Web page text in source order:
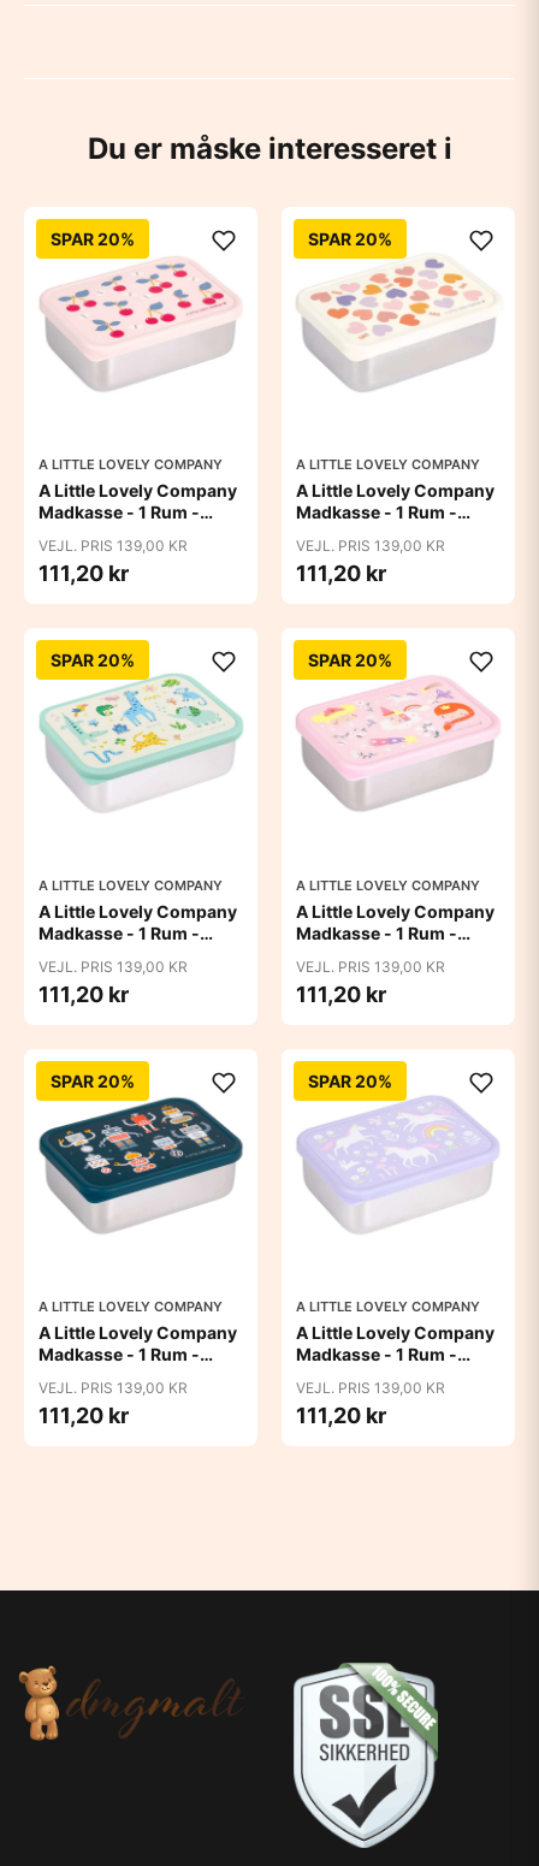
Du er måske interesseret i
SPAR 20%
A LITTLE LOVELY COMPANY
A Little Lovely Company
Madkasse - 1 Rum -
Cherries
VEJL. PRIS 139,00 KR
111,20 kr
SPAR 20%
A LITTLE LOVELY COMPANY
A Little Lovely Company
Madkasse - 1 Rum -
Hearts
VEJL. PRIS 139,00 KR
111,20 kr
SPAR 20%
A LITTLE LOVELY COMPANY
A Little Lovely Company
Madkasse - 1 Rum -
Jungle
VEJL. PRIS 139,00 KR
111,20 kr
SPAR 20%
A LITTLE LOVELY COMPANY
A Little Lovely Company
Madkasse - 1 Rum -
Princesses
VEJL. PRIS 139,00 KR
111,20 kr
SPAR 20%
A LITTLE LOVELY COMPANY
A Little Lovely Company
Madkasse - 1 Rum -
Robots
VEJL. PRIS 139,00 KR
111,20 kr
SPAR 20%
A LITTLE LOVELY COMPANY
A Little Lovely Company
Madkasse - 1 Rum -
Unicorn Dreams
VEJL. PRIS 139,00 KR
111,20 kr